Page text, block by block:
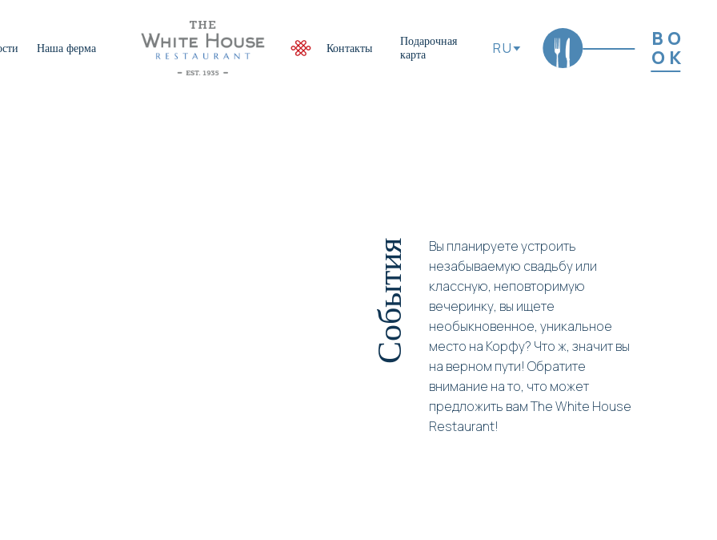
Наша ферма Контакты
Подарочная
карта
RU
BO
OK
События
Вы планируете устроить
незабываемую свадьбу или
классную, неповторимую
вечеринку, вы ищете
необыкновенное, уникальное
место на Корфу? Что ж, значит вы
на верном пути! Обратите
внимание на то, что может
предложить вам The White House
Restaurant!